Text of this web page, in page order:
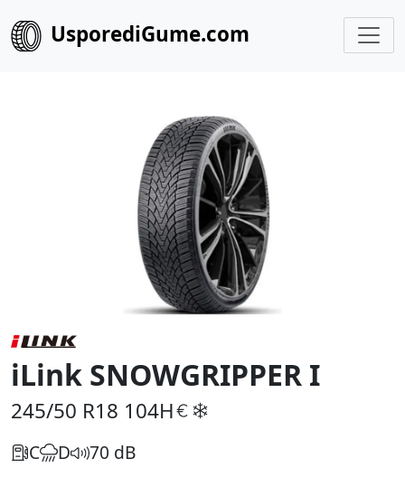
UsporediGume.com
iLink SNOWGRIPPER I
245/50 R18 104H
C D 70 dB